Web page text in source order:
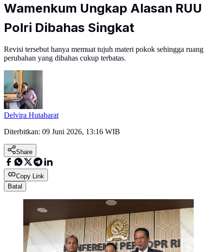
Wamenkum Ungkap Alasan RUU
Polri Dibahas Singkat
Revisi tersebut hanya memuat tujuh materi pokok sehingga ruang
perubahan yang dibahas cukup terbatas.
Delvira Hutabarat
Diterbitkan: 09 Juni 2026, 13:16 WIB
Share
Copy Link
Batal